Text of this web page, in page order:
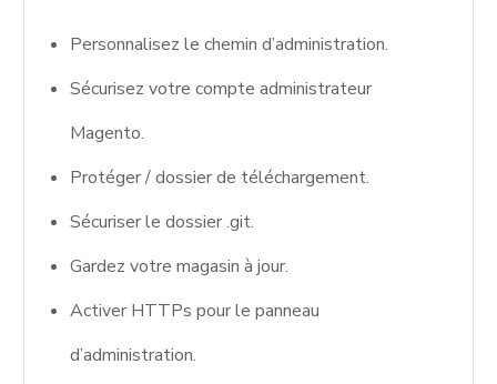
Personnalisez le chemin d’administration.
Sécurisez votre compte administrateur
Magento.
Protéger / dossier de téléchargement.
Sécuriser le dossier .git.
Gardez votre magasin à jour.
Activer HTTPs pour le panneau
d’administration.